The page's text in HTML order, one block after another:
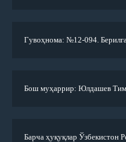
Гувоҳнома: №12-094.
Бош муҳаррир: Юлдашев
Барча ҳуқуқлар Ўзбекистон